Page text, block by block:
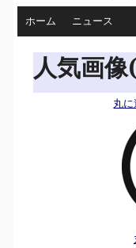
ホーム ニュース
人気画
丸